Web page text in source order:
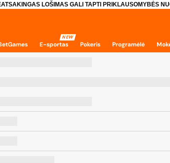
LOŠIMAS GALI TAPTI PRIKLAUSOMYBĖS
E-sportas
NEW
Pokeris Programėlė